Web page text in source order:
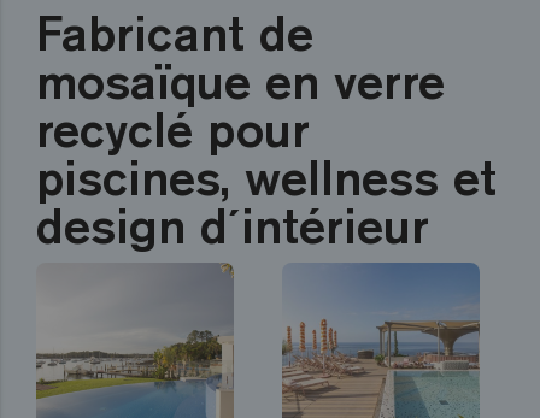
Fabricant de
mosaïque en verre
recyclé pour
piscines, wellness et
design d´intérieur